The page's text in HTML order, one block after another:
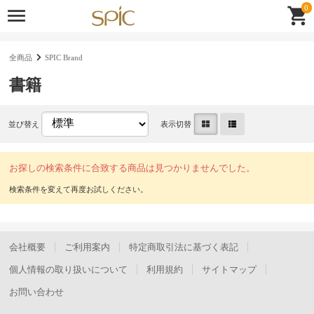
0
全商品 SPIC Brand
書籍
並び替え 表示切替
お探しの検索条件に合致する商品は見つかりませんでした。
会社概要 ご利用案内 特定商取引法に基づく表記
個人情報の取り扱いについて 利用規約 サイトマップ
お問い合わせ